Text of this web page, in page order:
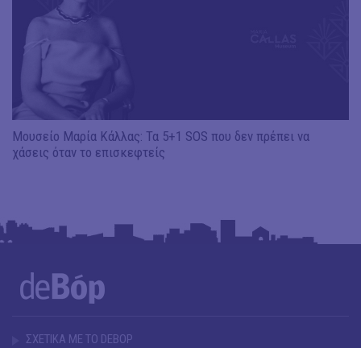
Μουσείο Μαρία Κάλλας: Τα 5+1 SOS που δεν πρέπει να
χάσεις όταν το επισκεφτείς
ΣΧΕΤΙΚΑ ΜΕ ΤΟ DEBOP